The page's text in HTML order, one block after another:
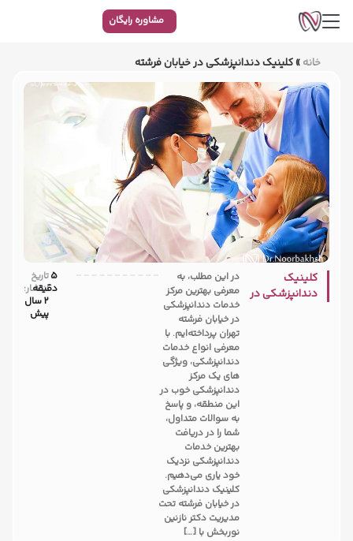
مشاوره رایگان
خانه»کلینیک دندانپزشکی در خیابان فرشته
کلینیک
دندانپزشکی در
در این مطلب، به
معرفی بهترین مرکز
خدمات دندانپزشکی
در خیابان فرشته
تهران پرداخته‌ایم. با
معرفی انواع خدمات
دندانپزشکی، ویژگی
های یک مرکز
دندانپزشکی خوب در
این منطقه، و پاسخ
به سوالات متداول،
شما را در دریافت
بهترین خدمات
دندانپزشکی نزدیک
خود یاری می‌دهیم.
کلینیک دندانپزشکی
در خیابان فرشته تحت
مدیریت دکتر نازنین
نوربخش با […]
5
دقیقه
تاریخ
انتشار:
2 سال
پیش